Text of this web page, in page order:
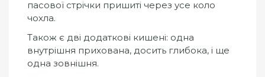
пасової стрічки пришиті через усе коло
чохла.
Також є дві додаткові кишені: одна
внутрішня прихована, досить глибока, і ще
одна зовнішня.